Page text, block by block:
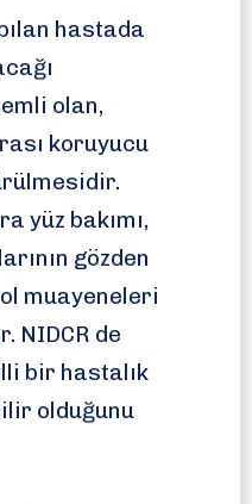
hastada
olan,
koruyucu
yüz bakımı,
gözden
muayeneleri
NIDCR de
bir hastalık
olduğunu